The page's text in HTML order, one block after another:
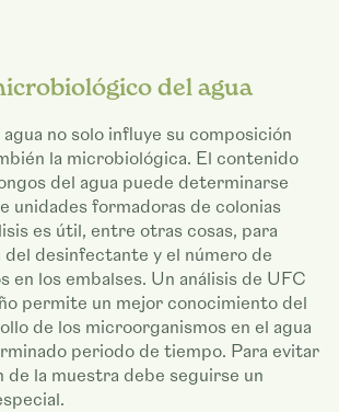
del agua
no solo influye su composición
la microbiológica. El contenido
del agua puede determinarse
unidades formadoras de colonias
es útil, entre otras cosas, para
del desinfectante y el número de
en los embalses. Un análisis de UFC
permite un mejor conocimiento del
de los microorganismos en el agua
periodo de tiempo. Para evitar
de la muestra debe seguirse un